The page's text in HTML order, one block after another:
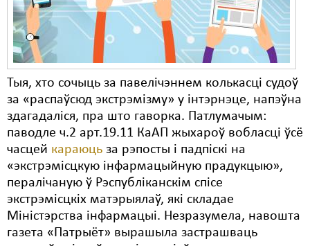
Тыя, хто сочыць за павелічэннем колькасці судоў
за «распаўсюд экстрэмізму» у інтэрнэце, напэўна
здагадаліся, пра што гаворка. Патлумачым:
паводле ч.2 арт.19.11 КаАП жыхароў вобласці ўсё
часцей караюць за рэпосты і падпіскі на
«экстрэмісцкую інфармацыйную прадукцыю»,
пералічаную ў Рэспубліканскім спісе
экстрэмісцкіх матэрыялаў, які складае
Міністэрства інфармацыі. Незразумела, навошта
газета «Патрыёт» вырашыла застрашваць